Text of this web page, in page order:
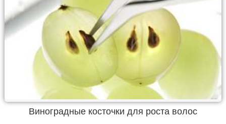
Виноградные косточки для роста волос